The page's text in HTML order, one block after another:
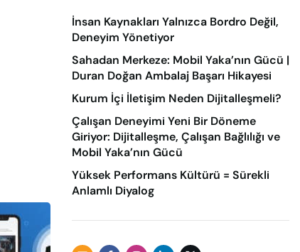
İnsan Kaynakları Yalnızca Bordro Değil,
Deneyim Yönetiyor
Sahadan Merkeze: Mobil Yaka’nın Gücü |
Duran Doğan Ambalaj Başarı Hikayesi
Kurum İçi İletişim Neden Dijitalleşmeli?
Çalışan Deneyimi Yeni Bir Döneme
Giriyor: Dijitalleşme, Çalışan Bağlılığı ve
Mobil Yaka’nın Gücü
Yüksek Performans Kültürü = Sürekli
Anlamlı Diyalog